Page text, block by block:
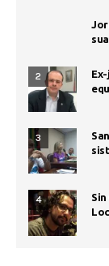
2
3
4